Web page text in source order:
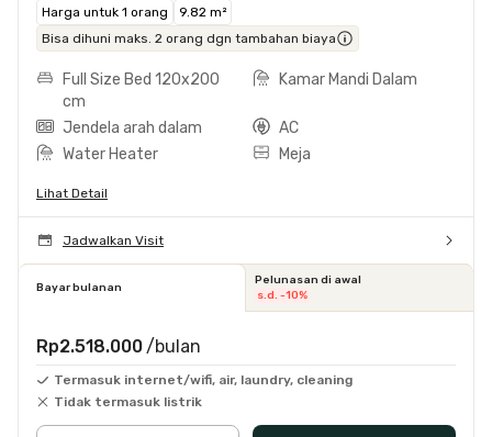
Harga untuk 1 orang
9.82 m²
Bisa dihuni maks. 2 orang dgn tambahan biaya
Full Size Bed 120x200
cm
Kamar Mandi Dalam
Jendela arah dalam
AC
Water Heater
Meja
Lihat Detail
Jadwalkan Visit
Bayar bulanan
Pelunasan di awal
s.d. -10%
Rp2.518.000 /bulan
Termasuk internet/wifi, air, laundry, cleaning
Tidak termasuk listrik